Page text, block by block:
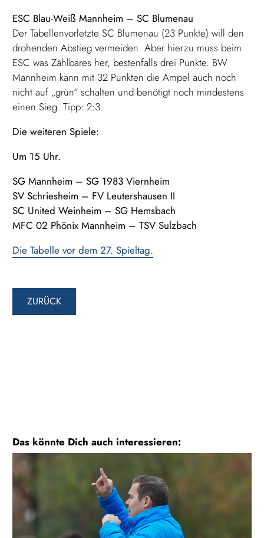
ESC Blau-Weiß Mannheim – SC Blumenau
Der Tabellenvorletzte SC Blumenau (23 Punkte) will den
drohenden Abstieg vermeiden. Aber hierzu muss beim
ESC was Zählbares her, bestenfalls drei Punkte. BW
Mannheim kann mit 32 Punkten die Ampel auch noch
nicht auf „grün“ schalten und benötigt noch mindestens
einen Sieg. Tipp: 2:3.
Die weiteren Spiele:
Um 15 Uhr.
SG Mannheim – SG 1983 Viernheim
SV Schriesheim – FV Leutershausen II
SC United Weinheim – SG Hemsbach
MFC 02 Phönix Mannheim – TSV Sulzbach
Die Tabelle vor dem 27. Spieltag.
ZURÜCK
Das könnte Dich auch interessieren: